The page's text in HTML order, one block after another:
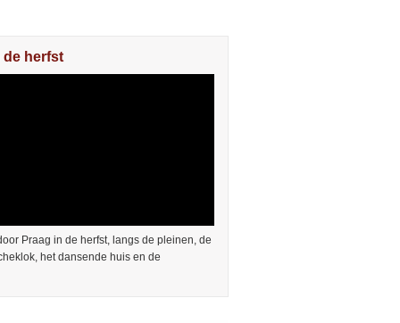
de herfst
Praag in de herfst, langs de pleinen, de
het dansende huis en de